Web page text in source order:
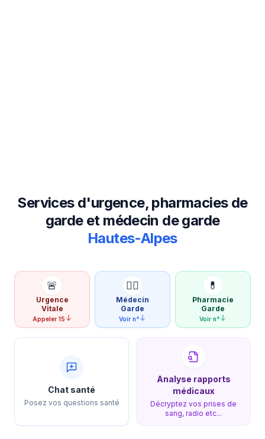
Services d'urgence, pharmacies de
garde et médecin de garde
Hautes-Alpes
🚨
Urgence
Vitale
Appeler 15
👨‍⚕️
Médecin
Garde
Voir n°
💊
Pharmacie
Garde
Voir n°
Chat santé
Posez vos questions santé
Analyse rapports
médicaux
Décryptez vos prises de
sang, radio etc...